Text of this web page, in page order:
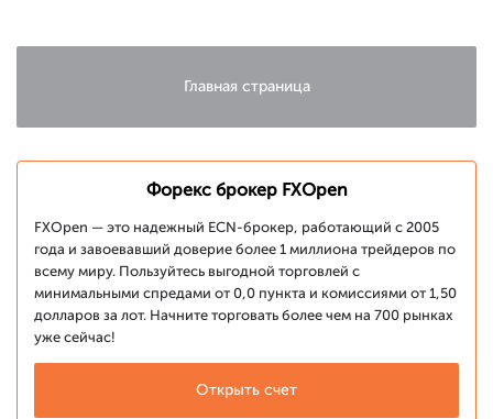
Главная страница
Форекс брокер FXOpen
FXOpen — это надежный ECN-брокер, работающий с 2005
года и завоевавший доверие более 1 миллиона трейдеров по
всему миру. Пользуйтесь выгодной торговлей с
минимальными спредами от 0,0 пункта и комиссиями от 1,50
долларов за лот. Начните торговать более чем на 700 рынках
уже сейчас!
Открыть счет